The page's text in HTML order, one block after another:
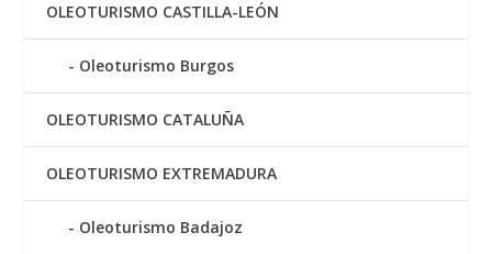
OLEOTURISMO CASTILLA-LEÓN
Oleoturismo Burgos
OLEOTURISMO CATALUÑA
OLEOTURISMO EXTREMADURA
Oleoturismo Badajoz